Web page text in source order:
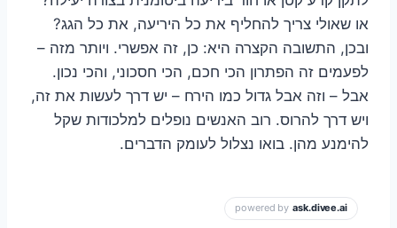
או שאולי צריך להחליף את כל היריעה, את כל הגג?
ובכן, התשובה הקצרה היא: כן, זה אפשרי. ויותר מזה –
לפעמים זה הפתרון הכי חכם, הכי חסכוני, והכי נכון.
אבל – וזה אבל גדול כמו הירח – יש דרך לעשות את זה,
ויש דרך להרוס. רוב האנשים נופלים למלכודות שקל
להימנע מהן. בואו נצלול לעומק הדברים.